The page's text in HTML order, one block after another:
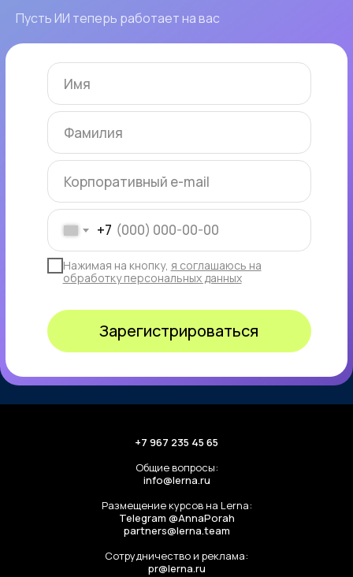
+7
Нажимая на кнопку, я соглашаюсь на
обработку персональных данных
Зарегистрироваться
Пусть ИИ теперь работает на вас
Общие вопросы:
info@lerna.ru
Размещение курсов на Lerna:
Telegram @AnnaPorah
partners@lerna.team
Сотрудничество и реклама:
pr@lerna.ru
+7 967 235 45 65